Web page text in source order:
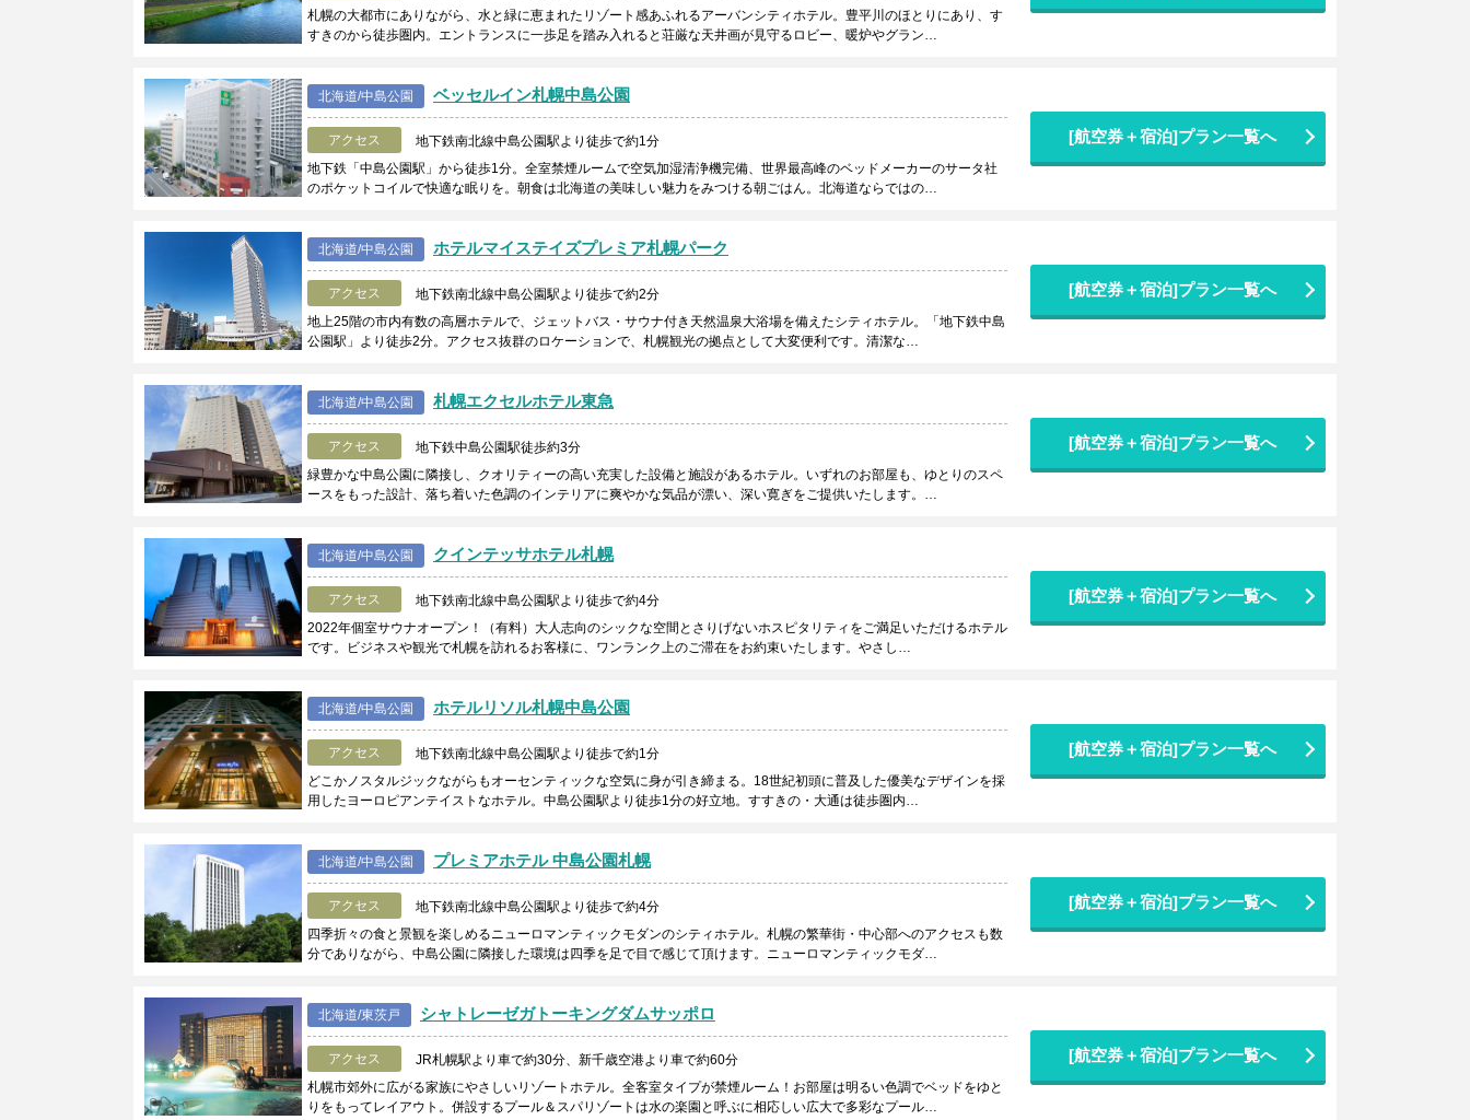
札幌の大都市にありながら、水と緑に恵まれたリゾート感あふれるアーバンシティホテル。豊平川のほとりにあり、す
すきのから徒歩圏内。エントランスに一歩足を踏み入れると荘厳な天井画が見守るロビー、暖炉やグラン…
北海道/中島公園 ベッセルイン札幌中島公園
アクセス
地下鉄南北線中島公園駅より徒歩で約1分
地下鉄「中島公園駅」から徒歩1分。全室禁煙ルームで空気加湿清浄機完備、世界最高峰のベッドメーカーのサータ社
のポケットコイルで快適な眠りを。朝食は北海道の美味しい魅力をみつける朝ごはん。北海道ならではの…
[航空券＋宿泊]プラン一覧へ
北海道/中島公園 ホテルマイステイズプレミア札幌パーク
アクセス
地下鉄南北線中島公園駅より徒歩で約2分
地上25階の市内有数の高層ホテルで、ジェットバス・サウナ付き天然温泉大浴場を備えたシティホテル。「地下鉄中島
公園駅」より徒歩2分。アクセス抜群のロケーションで、札幌観光の拠点として大変便利です。清潔な…
[航空券＋宿泊]プラン一覧へ
北海道/中島公園 札幌エクセルホテル東急
アクセス
地下鉄中島公園駅徒歩約3分
緑豊かな中島公園に隣接し、クオリティーの高い充実した設備と施設があるホテル。いずれのお部屋も、ゆとりのスペ
ースをもった設計、落ち着いた色調のインテリアに爽やかな気品が漂い、深い寛ぎをご提供いたします。…
[航空券＋宿泊]プラン一覧へ
北海道/中島公園 クインテッサホテル札幌
アクセス
地下鉄南北線中島公園駅より徒歩で約4分
2022年個室サウナオープン！（有料）大人志向のシックな空間とさりげないホスピタリティをご満足いただけるホテル
です。ビジネスや観光で札幌を訪れるお客様に、ワンランク上のご滞在をお約束いたします。やさし…
[航空券＋宿泊]プラン一覧へ
北海道/中島公園 ホテルリソル札幌中島公園
アクセス
地下鉄南北線中島公園駅より徒歩で約1分
どこかノスタルジックながらもオーセンティックな空気に身が引き締まる。18世紀初頭に普及した優美なデザインを採
用したヨーロピアンテイストなホテル。中島公園駅より徒歩1分の好立地。すすきの・大通は徒歩圏内…
[航空券＋宿泊]プラン一覧へ
北海道/中島公園 プレミアホテル 中島公園札幌
アクセス
地下鉄南北線中島公園駅より徒歩で約4分
四季折々の食と景観を楽しめるニューロマンティックモダンのシティホテル。札幌の繁華街・中心部へのアクセスも数
分でありながら、中島公園に隣接した環境は四季を足で目で感じて頂けます。ニューロマンティックモダ…
[航空券＋宿泊]プラン一覧へ
北海道/東茨戸 シャトレーゼガトーキングダムサッポロ
アクセス
JR札幌駅より車で約30分、新千歳空港より車で約60分
札幌市郊外に広がる家族にやさしいリゾートホテル。全客室タイプが禁煙ルーム！お部屋は明るい色調でベッドをゆと
りをもってレイアウト。併設するプール＆スパリゾートは水の楽園と呼ぶに相応しい広大で多彩なプール…
[航空券＋宿泊]プラン一覧へ